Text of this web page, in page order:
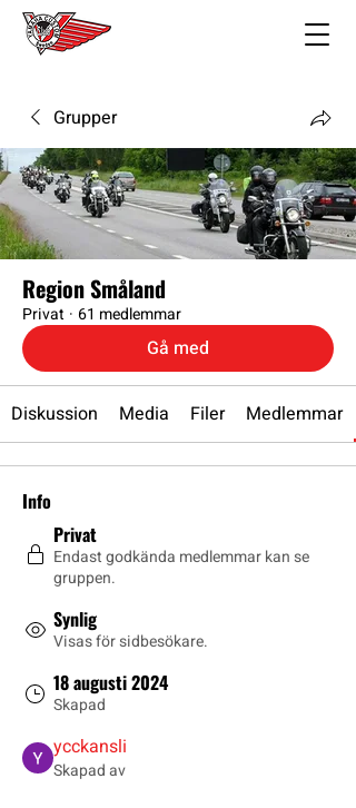
Grupper
Region Småland
Privat · 61 medlemmar
Gå med
Diskussion Media Filer Medlemmar
Info
Privat
Endast godkända medlemmar kan se
gruppen.
Synlig
Visas för sidbesökare.
18 augusti 2024
Skapad
ycckansli
Skapad av